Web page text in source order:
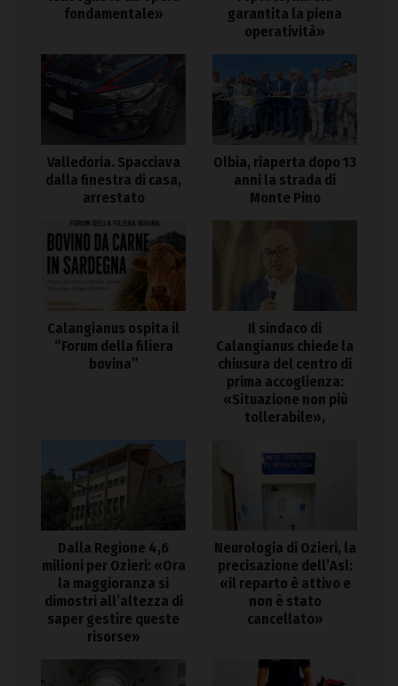
fondamentale»
garantita la piena
operatività»
Valledoria. Spacciava
dalla finestra di casa,
arrestato
Olbia, riaperta dopo 13
anni la strada di
Monte Pino
Calangianus ospita il
“Forum della filiera
bovina”
Il sindaco di
Calangianus chiede la
chiusura del centro di
prima accoglienza:
«Situazione non più
tollerabile»,
Dalla Regione 4,6
milioni per Ozieri: «Ora
la maggioranza si
dimostri all’altezza di
saper gestire queste
risorse»
Neurologia di Ozieri, la
precisazione dell’Asl:
«il reparto è attivo e
non è stato
cancellato»